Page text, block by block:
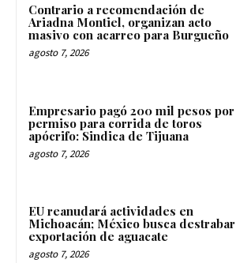
Contrario a recomendación de
Ariadna Montiel, organizan acto
masivo con acarreo para Burgueño
agosto 7, 2026
Empresario pagó 200 mil pesos por
permiso para corrida de toros
apócrifo: Sindica de Tijuana
agosto 7, 2026
EU reanudará actividades en
Michoacán; México busca destrabar
exportación de aguacate
agosto 7, 2026